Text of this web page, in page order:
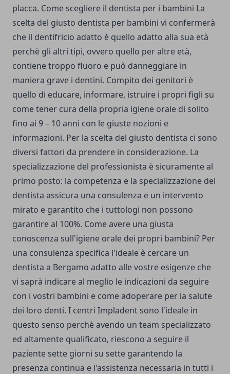
placca. Come scegliere il dentista per i bambini La
scelta del giusto dentista per bambini vi confermerà
che il dentifricio adatto è quello adatto alla sua età
perchè gli altri tipi, ovvero quello per altre età,
contiene troppo fluoro e può danneggiare in
maniera grave i dentini. Compito dei genitori è
quello di educare, informare, istruire i propri figli su
come tener cura della propria igiene orale di solito
fino ai 9 – 10 anni con le giuste nozioni e
informazioni. Per la scelta del giusto dentista ci sono
diversi fattori da prendere in considerazione. La
specializzazione del professionista è sicuramente al
primo posto: la competenza e la specializzazione del
dentista assicura una consulenza e un intervento
mirato e garantito che i tuttologi non possono
garantire al 100%. Come avere una giusta
conoscenza sull'igiene orale dei propri bambini? Per
una consulenza specifica l'ideale è cercare un
dentista a Bergamo adatto alle vostre esigenze che
vi saprà indicare al meglio le indicazioni da seguire
con i vostri bambini e come adoperare per la salute
dei loro denti. I centri Impladent sono l'ideale in
questo senso perchè avendo un team specializzato
ed altamente qualificato, riescono a seguire il
paziente sette giorni su sette garantendo la
presenza continua e l'assistenza necessaria in tutti i